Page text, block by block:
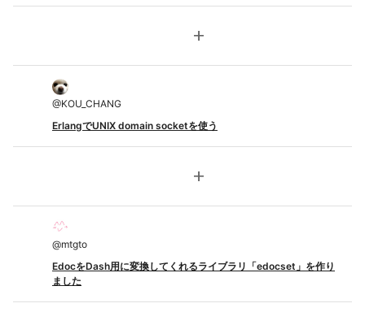
add
@KOU_CHANG
ErlangでUNIX domain socketを使う
add
@mtgto
EdocをDash用に変換してくれるライブラリ「edocset」を作り
ました